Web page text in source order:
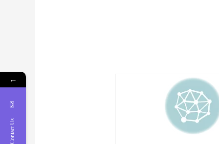
←
Contact Us